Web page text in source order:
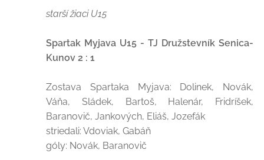
starší žiaci U15
Spartak Myjava U15 - TJ Družstevník Senica-
Kunov 2 : 1
Zostava Spartaka Myjava: Dolinek, Novák,
Váňa, Sládek, Bartoš, Halenár, Fridríšek,
Baranovič, Jankových, Eliáš, Jozefák
striedali: Vdoviak, Gabáň
góly: Novák, Baranovič